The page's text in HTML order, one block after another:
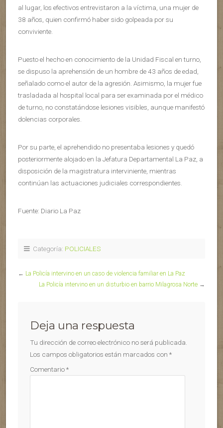
al lugar, los efectivos entrevistaron a la víctima, una mujer de
38 años, quien confirmó haber sido golpeada por su
conviviente.
Puesto el hecho en conocimiento de la Unidad Fiscal en turno,
se dispuso la aprehensión de un hombre de 43 años de edad,
señalado como el autor de la agresión. Asimismo, la mujer fue
trasladada al hospital local para ser examinada por el médico
de turno, no constatándose lesiones visibles, aunque manifestó
dolencias corporales.
Por su parte, el aprehendido no presentaba lesiones y quedó
posteriormente alojado en la Jefatura Departamental La Paz, a
disposición de la magistratura interviniente, mientras
continúan las actuaciones judiciales correspondientes.
Fuente: Diario La Paz
Categoría: POLICIALES
← La Policía intervino en un caso de violencia familiar en La Paz
La Policía intervino en un disturbio en barrio Milagrosa Norte →
Deja una respuesta
Tu dirección de correo electrónico no será publicada.
Los campos obligatorios están marcados con *
Comentario*